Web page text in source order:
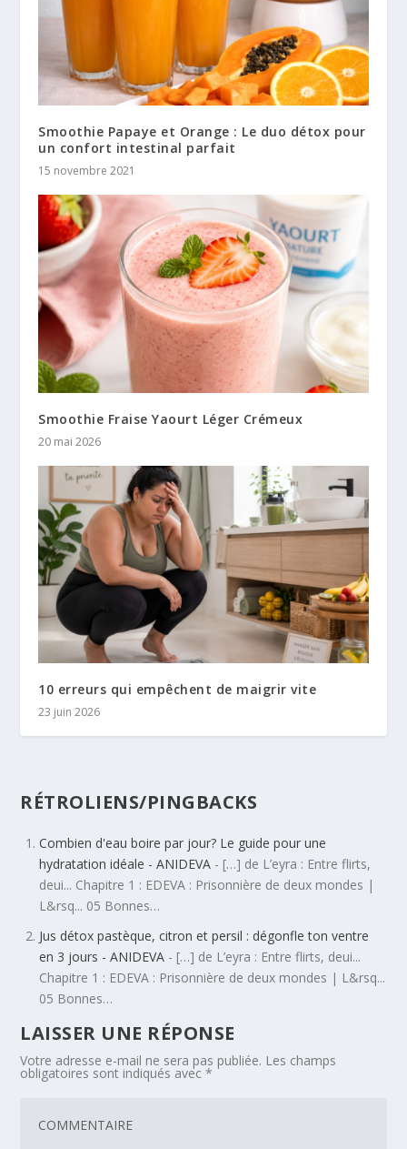
Smoothie Papaye et Orange : Le duo détox pour
un confort intestinal parfait
15 novembre 2021
Smoothie Fraise Yaourt Léger Crémeux
20 mai 2026
10 erreurs qui empêchent de maigrir vite
23 juin 2026
RÉTROLIENS/PINGBACKS
Combien d'eau boire par jour? Le guide pour une
hydratation idéale - ANIDEVA - […] de L’eyra : Entre flirts,
deui... Chapitre 1 : EDEVA : Prisonnière de deux mondes |
L&rsq... 05 Bonnes…
Jus détox pastèque, citron et persil : dégonfle ton ventre
en 3 jours - ANIDEVA - […] de L’eyra : Entre flirts, deui...
Chapitre 1 : EDEVA : Prisonnière de deux mondes | L&rsq...
05 Bonnes…
LAISSER UNE RÉPONSE
Votre adresse e-mail ne sera pas publiée. Les champs
obligatoires sont indiqués avec*